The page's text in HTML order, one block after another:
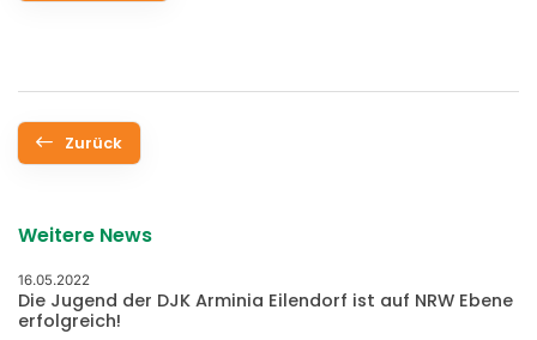
Zurück
Weitere News
16.05.2022
Die Jugend der DJK Arminia Eilendorf ist auf NRW Ebene
erfolgreich!